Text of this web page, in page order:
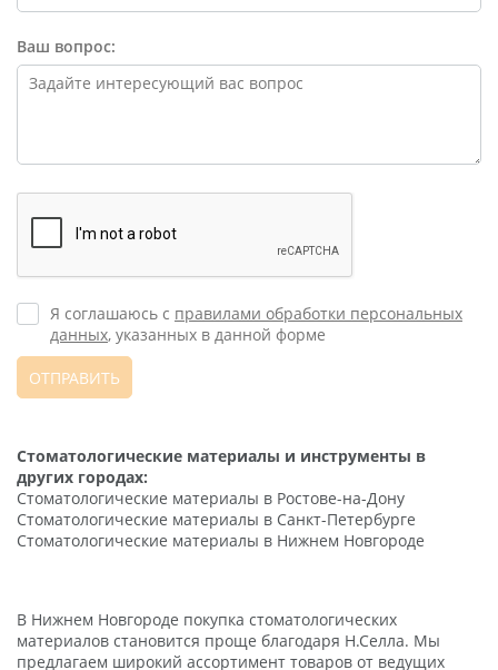
Ваш вопрос:
Я соглашаюсь с правилами обработки персональных
данных, указанных в данной форме
ОТПРАВИТЬ
Стоматологические материалы и инструменты в
других городах:
Стоматологические материалы в Ростове-на-Дону
Стоматологические материалы в Санкт-Петербурге
Стоматологические материалы в Нижнем Новгороде
В Нижнем Новгороде покупка стоматологических
материалов становится проще благодаря Н.Селла. Мы
предлагаем широкий ассортимент товаров от ведущих